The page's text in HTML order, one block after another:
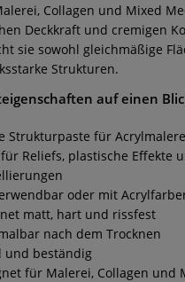
Collagen und Mixed
Deckkraft und cremigen
sie sowohl gleichmäßige
Strukturen.
auf einen
Strukturpaste für
Reliefs, plastische Effekte
oder mit
matt, hart und rissfest
nach dem Trocknen
und beständig
für Malerei, Collagen und